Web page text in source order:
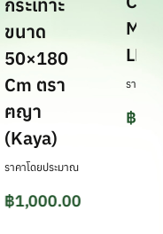
ขนาด
50×180
Cm ตรา
ฅญา
(Kaya)
ราคาโดยประมาณ
฿1,000.00
ราคาโดย
฿